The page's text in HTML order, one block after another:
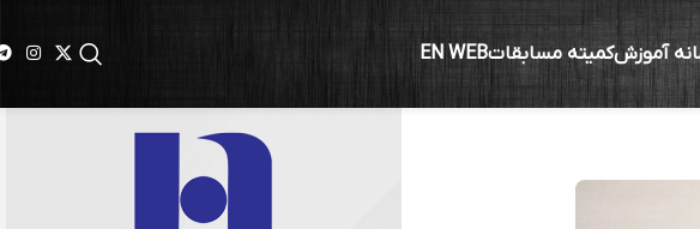
آموزشکمیته مسابقاتEN WEB
اسلامی